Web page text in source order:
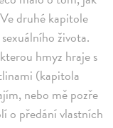
druhé kapitole
života.
hmyz hraje s
(kapitola
nebo mě pozře
o předání vlastních